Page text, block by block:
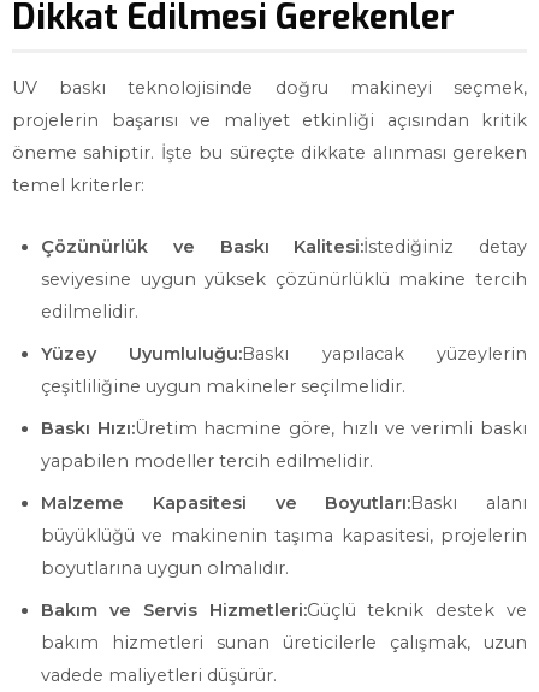
Dikkat Edilmesi Gerekenler
UV baskı teknolojisinde doğru makineyi seçmek,
projelerin başarısı ve maliyet etkinliği açısından kritik
öneme sahiptir. İşte bu süreçte dikkate alınması gereken
temel kriterler:
Çözünürlük ve Baskı Kalitesi:İstediğiniz detay
seviyesine uygun yüksek çözünürlüklü makine tercih
edilmelidir.
Yüzey Uyumluluğu:Baskı yapılacak yüzeylerin
çeşitliliğine uygun makineler seçilmelidir.
Baskı Hızı:Üretim hacmine göre, hızlı ve verimli baskı
yapabilen modeller tercih edilmelidir.
Malzeme Kapasitesi ve Boyutları:Baskı alanı
büyüklüğü ve makinenin taşıma kapasitesi, projelerin
boyutlarına uygun olmalıdır.
Bakım ve Servis Hizmetleri:Güçlü teknik destek ve
bakım hizmetleri sunan üreticilerle çalışmak, uzun
vadede maliyetleri düşürür.